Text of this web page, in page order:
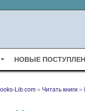
НОВЫЕ
Lib.com » Читать книги »